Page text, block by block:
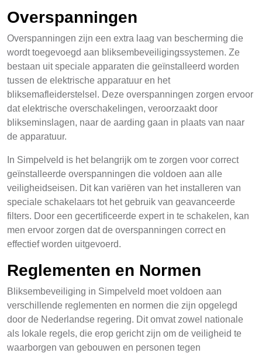
Overspanningen
Overspanningen zijn een extra laag van bescherming die
wordt toegevoegd aan bliksembeveiligingssystemen. Ze
bestaan uit speciale apparaten die geïnstalleerd worden
tussen de elektrische apparatuur en het
bliksemafleiderstelsel. Deze overspanningen zorgen ervoor
dat elektrische overschakelingen, veroorzaakt door
blikseminslagen, naar de aarding gaan in plaats van naar
de apparatuur.
In Simpelveld is het belangrijk om te zorgen voor correct
geïnstalleerde overspanningen die voldoen aan alle
veiligheidseisen. Dit kan variëren van het installeren van
speciale schakelaars tot het gebruik van geavanceerde
filters. Door een gecertificeerde expert in te schakelen, kan
men ervoor zorgen dat de overspanningen correct en
effectief worden uitgevoerd.
Reglementen en Normen
Bliksembeveiliging in Simpelveld moet voldoen aan
verschillende reglementen en normen die zijn opgelegd
door de Nederlandse regering. Dit omvat zowel nationale
als lokale regels, die erop gericht zijn om de veiligheid te
waarborgen van gebouwen en personen tegen